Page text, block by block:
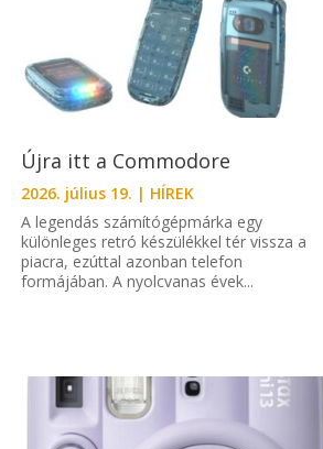
Újra itt a Commodore
2026. július 19. | HÍREK
A legendás számítógépmárka egy
különleges retró készülékkel tér vissza a
piacra, ezúttal azonban telefon
formájában. A nyolcvanas évek...